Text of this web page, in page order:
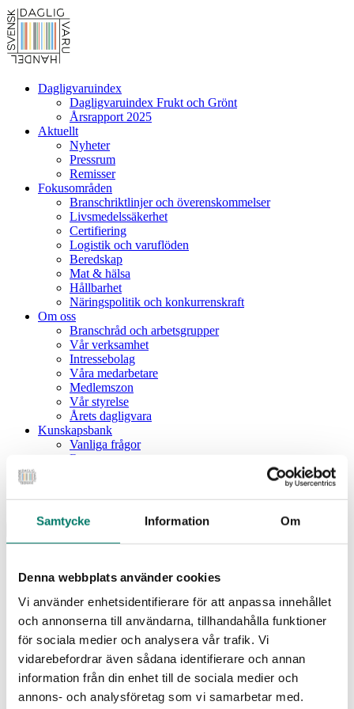
Samtycke Information Om
Denna webbplats använder cookies
Vi använder enhetsidentifierare för att anpassa innehållet
och annonserna till användarna, tillhandahålla funktioner
för sociala medier och analysera vår trafik. Vi
vidarebefordrar även sådana identifierare och annan
information från din enhet till de sociala medier och
annons- och analysföretag som vi samarbetar med.
Dagligvaruindex
Dagligvaruindex Frukt och Grönt
Årsrapport 2025
Aktuellt
Nyheter
Pressrum
Remisser
Fokusområden
Branschriktlinjer och överenskommelser
Livsmedelssäkerhet
Certifiering
Logistik och varuflöden
Beredskap
Mat & hälsa
Hållbarhet
Näringspolitik och konkurrenskraft
Om oss
Branschråd och arbetsgrupper
Vår verksamhet
Intressebolag
Våra medarbetare
Medlemszon
Vår styrelse
Årets dagligvara
Kunskapsbank
Vanliga frågor
Rapporter
Moms på livsmedel
Dagligvaruindex Frukt och Grönt
Årsrapport 2025
Aktuellt
Nyheter
Pressrum
Remisser
Fokusområden
Branschriktlinjer och överenskommelser
Livsmedelssäkerhet